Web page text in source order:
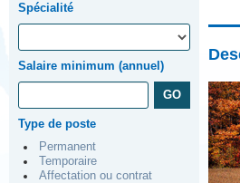
Spécialité
Salaire minimum (annuel)
Type de poste
Permanent
Temporaire
Affectation ou contrat